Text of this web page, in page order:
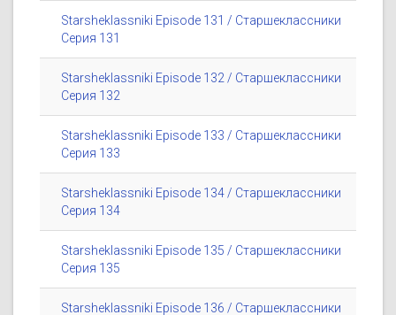
Starsheklassniki Episode 131 / Старшеклассники
Серия 131
Starsheklassniki Episode 132 / Старшеклассники
Серия 132
Starsheklassniki Episode 133 / Старшеклассники
Серия 133
Starsheklassniki Episode 134 / Старшеклассники
Серия 134
Starsheklassniki Episode 135 / Старшеклассники
Серия 135
Starsheklassniki Episode 136 / Старшеклассники